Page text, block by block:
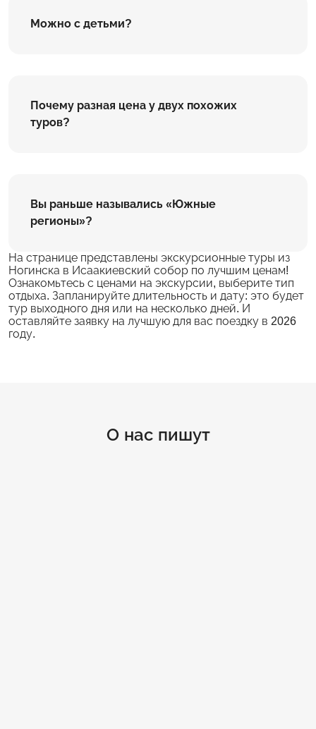
Можно с детьми?
Почему разная цена у двух похожих
туров?
Вы раньше назывались «Южные
регионы»?
На странице представлены экскурсионные туры из
Ногинска в Исаакиевский собор по лучшим ценам!
Ознакомьтесь с ценами на экскурсии, выберите тип
отдыха. Запланируйте длительность и дату: это будет
тур выходного дня или на несколько дней. И
оставляйте заявку на лучшую для вас поездку в 2026
году.
О нас пишут